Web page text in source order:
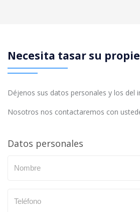
Necesita tasar su
Déjenos sus datos personales y los del
Nosotros nos contactaremos con
Datos personales